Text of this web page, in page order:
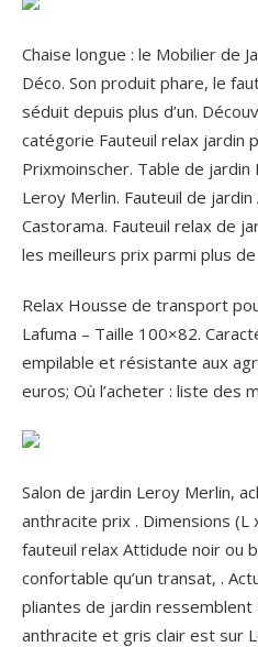
Chaise longue : le Mobilier de
Déco. Son produit phare, le
séduit depuis plus d’un.
catégorie Fauteuil relax jardin
Prixmoinscher. Table de jardin
Leroy Merlin. Fauteuil de jardin
Castorama. Fauteuil relax de
les meilleurs prix parmi plus de
Relax Housse de transport
Lafuma – Taille 100×82.
empilable et résistante aux
euros; Où l’acheter : liste des
Salon de jardin Leroy Merlin,
anthracite prix . Dimensions (L
fauteuil relax Attidude noir ou
confortable qu’un transat, .
pliantes de jardin ressemblent
anthracite et gris clair est sur